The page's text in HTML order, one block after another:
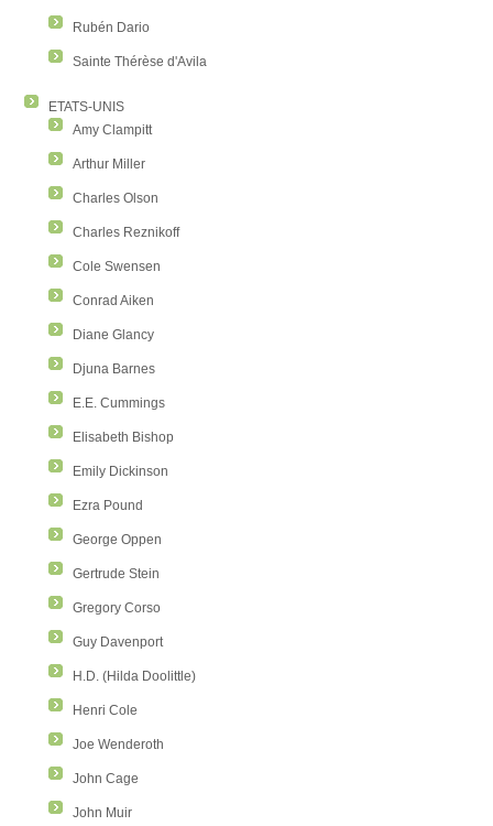
Rubén Dario
Sainte Thérèse d'Avila
ETATS-UNIS
Amy Clampitt
Arthur Miller
Charles Olson
Charles Reznikoff
Cole Swensen
Conrad Aiken
Diane Glancy
Djuna Barnes
E.E. Cummings
Elisabeth Bishop
Emily Dickinson
Ezra Pound
George Oppen
Gertrude Stein
Gregory Corso
Guy Davenport
H.D. (Hilda Doolittle)
Henri Cole
Joe Wenderoth
John Cage
John Muir